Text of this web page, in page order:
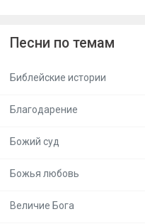
Песни по темам
Библейские истории
Благодарение
Божий суд
Божья любовь
Величие Бога